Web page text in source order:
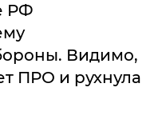
РФ
Видимо,
ПРО и рухнула